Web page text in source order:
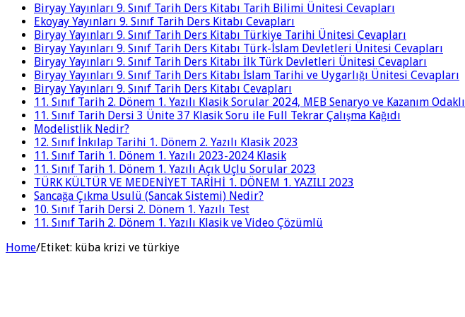
Biryay Yayınları 9. Sınıf Tarih Ders Kitabı Tarih Bilimi Ünitesi Cevapları
Ekoyay Yayınları 9. Sınıf Tarih Ders Kitabı Cevapları
Biryay Yayınları 9. Sınıf Tarih Ders Kitabı Türkiye Tarihi Ünitesi Cevapları
Biryay Yayınları 9. Sınıf Tarih Ders Kitabı Türk-İslam Devletleri Ünitesi Cevapları
Biryay Yayınları 9. Sınıf Tarih Ders Kitabı İlk Türk Devletleri Ünitesi Cevapları
Biryay Yayınları 9. Sınıf Tarih Ders Kitabı İslam Tarihi ve Uygarlığı Ünitesi Cevapları
Biryay Yayınları 9. Sınıf Tarih Ders Kitabı Cevapları
11. Sınıf Tarih 2. Dönem 1. Yazılı Klasik Sorular 2024, MEB Senaryo ve Kazanım Odaklı
11. Sınıf Tarih Dersi 3 Ünite 37 Klasik Soru ile Full Tekrar Çalışma Kağıdı
Modelistlik Nedir?
12. Sınıf İnkılap Tarihi 1. Dönem 2. Yazılı Klasik 2023
11. Sınıf Tarih 1. Dönem 1. Yazılı 2023-2024 Klasik
11. Sınıf Tarih 1. Dönem 1. Yazılı Açık Uçlu Sorular 2023
TÜRK KÜLTÜR VE MEDENİYET TARİHİ 1. DÖNEM 1. YAZILI 2023
Sancağa Çıkma Usulü (Sancak Sistemi) Nedir?
10. Sınıf Tarih Dersi 2. Dönem 1. Yazılı Test
11. Sınıf Tarih 2. Dönem 1. Yazılı Klasik ve Video Çözümlü
Home/Etiket: küba krizi ve türkiye